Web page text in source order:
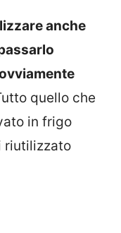
anche
quello che
in frigo
riutilizzato